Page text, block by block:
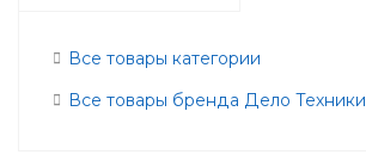
Все товары категории
Все товары бренда Дело Техники